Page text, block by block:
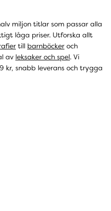
miljon titlar som passar alla
låga priser. Utforska allt
till barnböcker och
av leksaker och spel. Vi
kr, snabb leverans och trygga